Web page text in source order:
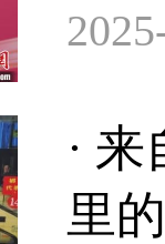
·
里